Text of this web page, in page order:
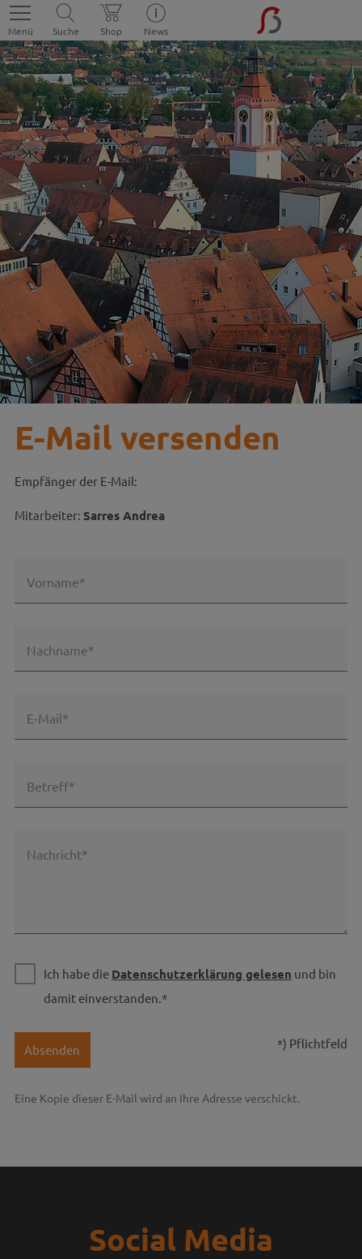
Menü Suche Shop News
E-Mail versenden
Empfänger der E-Mail:
Mitarbeiter: Sarres Andrea
Vorname*
Nachname*
E-Mail*
Betreff*
Nachricht*
Ich habe die Datenschutzerklärung gelesen und bin
damit einverstanden.*
Absenden *) Pflichtfeld
Eine Kopie dieser E-Mail wird an Ihre Adresse verschickt.
Social Media